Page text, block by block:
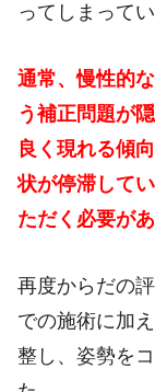
ってしまって
通常、慢性的
う補正問題が
良く現れる傾
状が停滞して
ただく必要があ
再度からだの
での施術に加
整し、姿勢を